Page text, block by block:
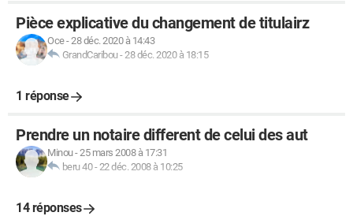
Pièce explicative du changement de titulairz
Oce-28 déc. 2020 à 14:43
GrandCaribou-28 déc. 2020 à 18:15
1 réponse
Prendre un notaire different de celui des aut
Minou-25 mars 2008 à 17:31
beru 40-22 déc. 2008 à 10:25
14 réponses